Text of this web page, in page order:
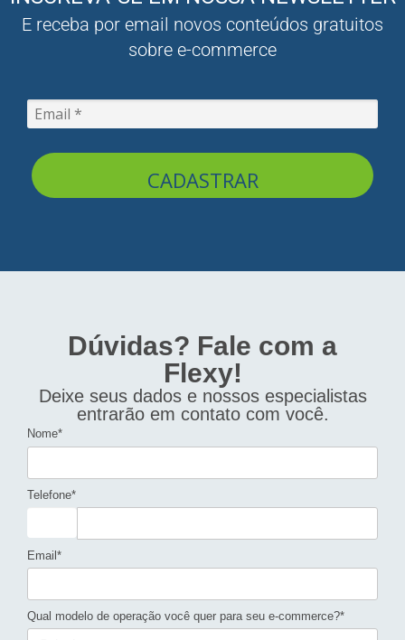
E receba por email novos conteúdos gratuitos
sobre e-commerce
CADASTRAR
Dúvidas? Fale com a
Flexy!
Deixe seus dados e nossos especialistas
entrarão em contato com você.
Nome*
Telefone*
Email*
Qual modelo de operação você quer para seu e-commerce?*